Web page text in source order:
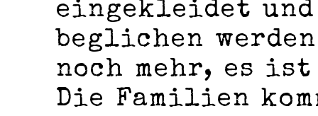
eingekleidet
beglichen
noch mehr, es
Die Familien